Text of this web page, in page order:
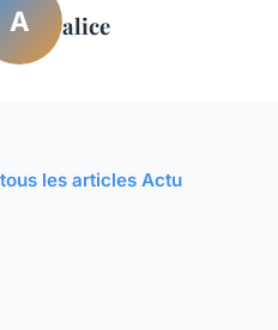
A alice
les articles Actu